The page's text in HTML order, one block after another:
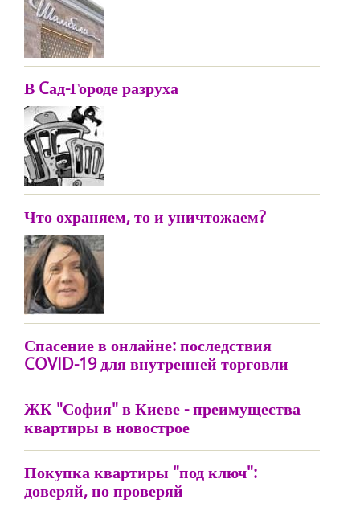
В Cад-Городе разруха
Что охраняем, то и уничтожаем?
Спасение в онлайне: последствия
COVID-19 для внутренней торговли
ЖК "София" в Киеве - преимущества
квартиры в новострое
Покупка квартиры "под ключ":
доверяй, но проверяй